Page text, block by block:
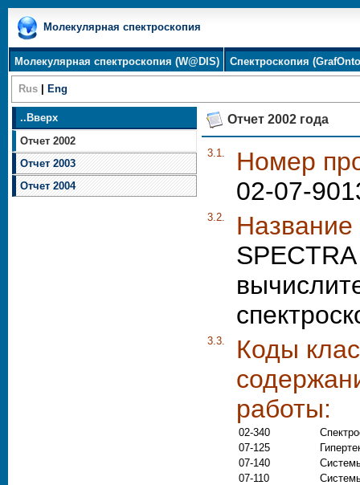
Молекулярная спектроскопия
Молекулярная спектроскопия (W@DIS) Спектроскопия
Rus Eng
.. Вверх
Отчет 2002
Отчет 2003
Отчет 2004
Отчет 2002 года
3.1.
Номер
02-07-
3.2.
Название
3.3.
Коды
работы:
02-340
07-125
07-140
07-110